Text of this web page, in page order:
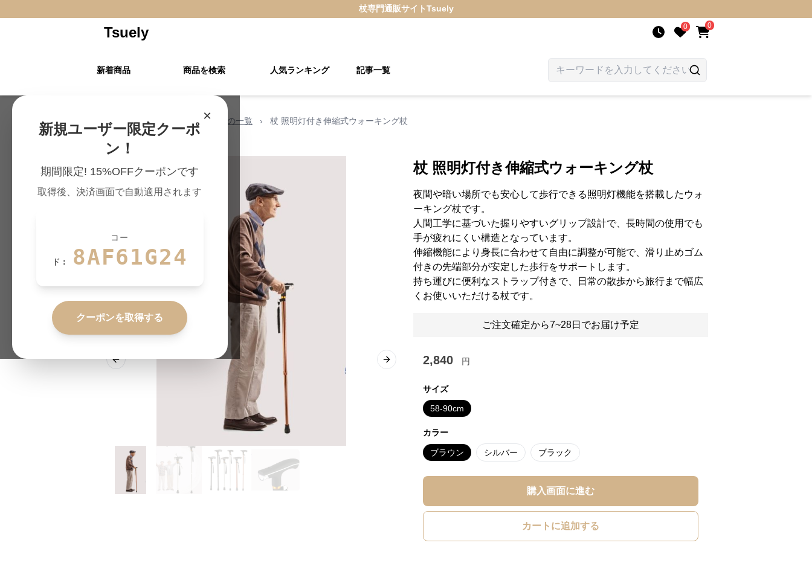
杖専門通販サイトTsuely
Tsuely 0 0
新着商品 商品を検索 人気ランキング 記事一覧
×
新規ユーザー限定クーポ
ン！
期間限定! 15%OFFクーポンです
取得後、決済画面で自動適用されます
コー
ド: 8AF61G24
クーポンを取得する
Tsuely TOP › ウォーキング杖の一覧 › 杖 照明灯付き伸縮式ウォーキング杖
Previous slide Next slide
杖 照明灯付き伸縮式ウォーキング杖
夜間や暗い場所でも安心して歩行できる照明灯機能を搭載したウォ
ーキング杖です。
人間工学に基づいた握りやすいグリップ設計で、長時間の使用でも
手が疲れにくい構造となっています。
伸縮機能により身長に合わせて自由に調整が可能で、滑り止めゴム
付きの先端部分が安定した歩行をサポートします。
持ち運びに便利なストラップ付きで、日常の散歩から旅行まで幅広
くお使いいただける杖です。
ご注文確定から7~28日でお届け予定
2,840 円
サイズ
58-90cm
カラー
ブラウン シルバー ブラック
購入画面に進む
カートに追加する